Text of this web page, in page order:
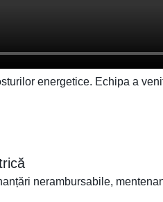
energetice. Echipa a
nerambursabile,